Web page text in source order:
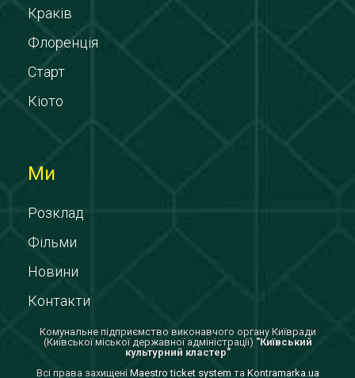
Краків
Флоренція
Старт
Кіото
Ми
Розклад
Фільми
Новини
Контакти
Комунальне підприємство виконавчого органу Київради
(Київської міської державної адміністрації) "Київський
культурний кластер"
Всi права захищенi Maestro ticket system та Kontramarka.ua